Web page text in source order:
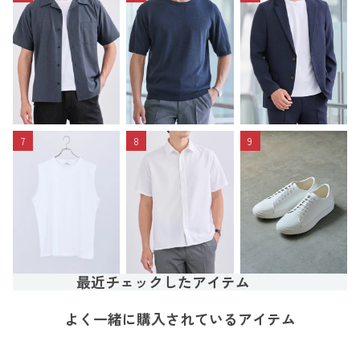
7 8 9
最近チェックしたアイテム
よく一緒に購入されているアイテム